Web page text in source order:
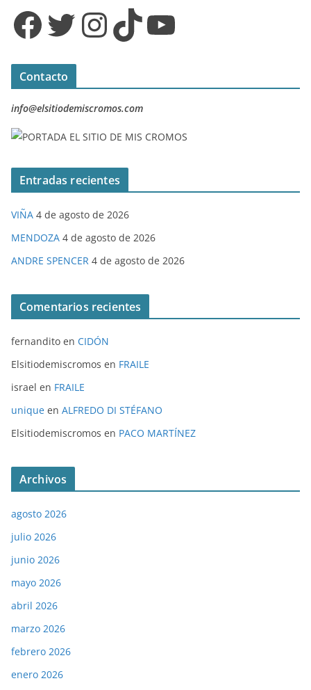
Facebook Twitter InstagramTikTok YouTube
Contacto
info@elsitiodemiscromos.com
Entradas recientes
VIÑA 4 de agosto de 2026
MENDOZA 4 de agosto de 2026
ANDRE SPENCER 4 de agosto de 2026
Comentarios recientes
fernandito en CIDÓN
Elsitiodemiscromos en FRAILE
israel en FRAILE
unique en ALFREDO DI STÉFANO
Elsitiodemiscromos en PACO MARTÍNEZ
Archivos
agosto 2026
julio 2026
junio 2026
mayo 2026
abril 2026
marzo 2026
febrero 2026
enero 2026